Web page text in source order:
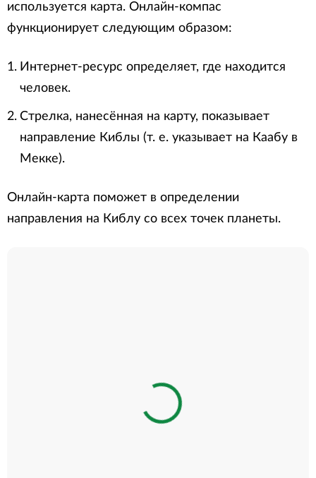
используется карта. Онлайн-компас
функционирует следующим образом:
Интернет-ресурс определяет, где находится
человек.
Стрелка, нанесённая на карту, показывает
направление Киблы (т. е. указывает на Каабу в
Мекке).
Онлайн-карта поможет в определении
направления на Киблу со всех точек планеты.